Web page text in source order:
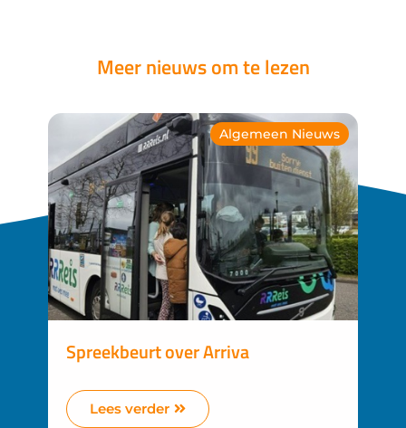
Meer nieuws om te lezen
Algemeen Nieuws
Spreekbeurt over Arriva
Lees verder